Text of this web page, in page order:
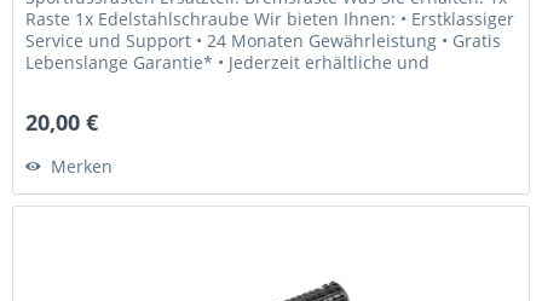
Raste 1x Edelstahlschraube Wir bieten Ihnen: • Erstklassiger
Service und Support • 24 Monaten Gewährleistung • Gratis
Lebenslange Garantie* • Jederzeit erhältliche und
20,00 €
Merken